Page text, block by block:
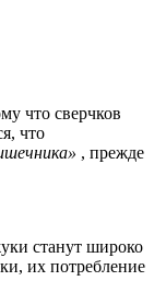
что сверчков
что
, прежде
станут широко
их потребление